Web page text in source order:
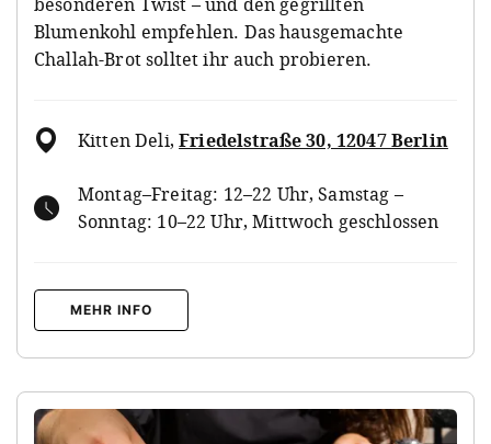
Blumenkohl empfehlen. Das hausgemachte
Challah-Brot solltet ihr auch probieren.
Kitten Deli,Friedelstraße 30, 12047 Berlin
Montag–Freitag: 12–22 Uhr, Samstag –
Sonntag: 10–22 Uhr, Mittwoch geschlossen
MEHR INFO